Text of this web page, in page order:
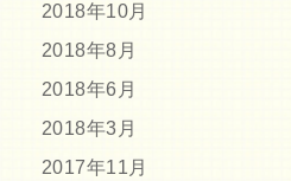
2018年10月
2018年8月
2018年6月
2018年3月
2017年11月